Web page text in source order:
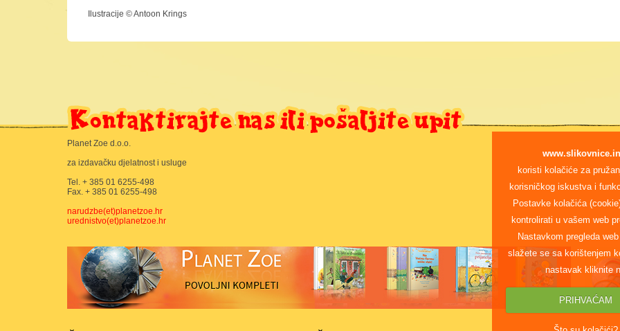
koristi kolačiće za
korisničkog iskustva i
Postavke kolačića
kontrolirati u vašem web
Nastavkom pregleda
slažete se sa korištenjem
nastavak kliknite
PRIHVAĆAM
Ilustracije © Antoon Krings
Planet Zoe d.o.o.
za izdavačku djelatnost i usluge
Tel. + 385 01 6255-498
Fax. + 385 01 6255-498
narudzbe(et)planetzoe.hr
urednistvo(et)planetzoe.hr